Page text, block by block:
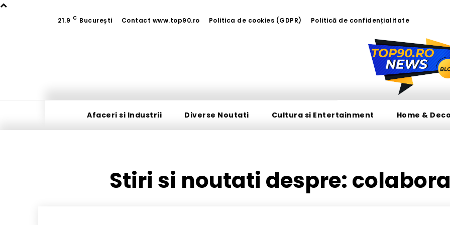
21.9 C București Contact www.top90.ro Politica de cookies (GDPR) Politică de confidențialitate
Afaceri si Industrii Diverse Noutati Cultura si Entertainment Home &
Stiri si noutati despre: